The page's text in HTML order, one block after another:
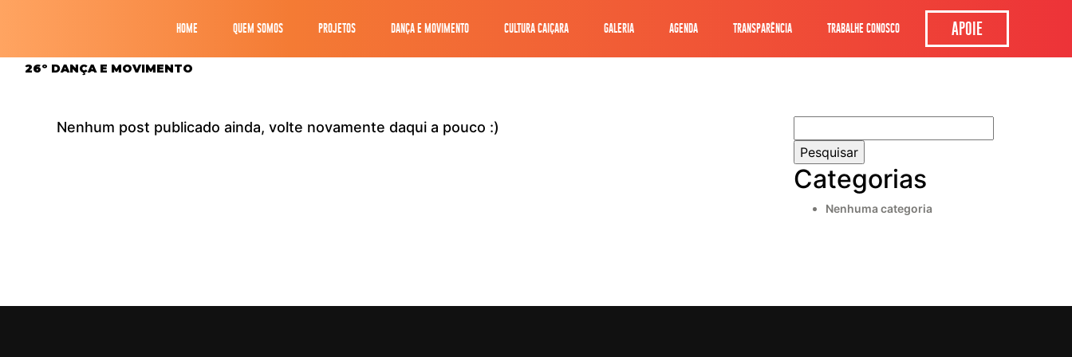
HOME QUEM SOMOS PROJETOS DANÇA E MOVIMENTO CULTURA CAIÇARA GALERIA AGENDA TRANSPARÊNCIA TRABALHE CONOSCO APOIE
26º DANÇA E MOVIMENTO
Nenhum post publicado ainda, volte novamente daqui a pouco :)
por:
Categorias
Nenhuma categoria